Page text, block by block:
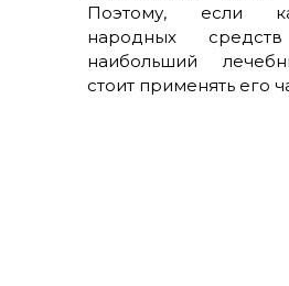
Поэтому, если
народных
наибольший
стоит применять его